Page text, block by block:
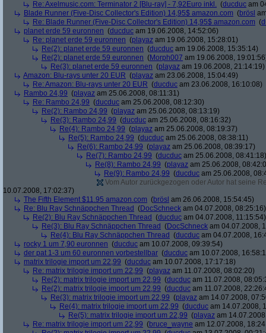
Re: Axelmusic.com: Terminator 2 [Blu-ray] - 7,92Euro inkl. (ducduc am
Blade Runner (Five-Disc Collector's Edition) 14,95$ amazon.com (brösl
Re: Blade Runner (Five-Disc Collector's Edition) 14,95$ amazon.com (
planet erde 59 euronnen (ducduc am 19.06.2008, 14:52:06)
Re: planet erde 59 euronnen (playaz am 19.06.2008, 15:28:01)
Re(2): planet erde 59 euronnen (ducduc am 19.06.2008, 15:35:14)
Re(2): planet erde 59 euronnen (Morph007 am 19.06.2008,
Re(3): planet erde 59 euronnen (playaz am 19.06.2008, 21:14:19)
Amazon: Blu-rays unter 20 EUR (playaz am 23.06.2008, 15:04:49)
Re: Amazon: Blu-rays unter 20 EUR (ducduc am 23.06.2008, 16:10:08)
Rambo 24,99 (playaz am 25.06.2008, 08:11:31)
Re: Rambo 24,99 (ducduc am 25.06.2008, 08:12:30)
Re(2): Rambo 24,99 (playaz am 25.06.2008, 08:13:19)
Re(3): Rambo 24,99 (ducduc am 25.06.2008, 08:16:32)
Re(4): Rambo 24,99 (playaz am 25.06.2008, 08:19:37)
Re(5): Rambo 24,99 (ducduc am 25.06.2008, 08:38:11)
Re(6): Rambo 24,99 (playaz am 25.06.2008, 08:39:17)
Re(7): Rambo 24,99 (ducduc am 25.06.2008, 08:41:18)
Re(8): Rambo 24,99 (playaz am 25.06.2008,
Re(9): Rambo 24,99 (ducduc am 25.06.2008,
Vom Autor zurückgezogen oder Autor hat seine
10.07.2008, 17:02:37)
The Fifth Element $11.95 amazon.com (brösl am 26.06.2008, 15:54:45)
Re: Blu Ray Schnäppchen Thread (DocSchneck am 04.07.2008, 08:25:16)
Re(2): Blu Ray Schnäppchen Thread (ducduc am 04.07.2008, 11:15:54)
Re(3): Blu Ray Schnäppchen Thread (DocSchneck am 04.07.2008,
Re(4): Blu Ray Schnäppchen Thread (ducduc am 04.07.2008,
rocky 1 um 7,90 euronnen (ducduc am 10.07.2008, 09:39:54)
der pat 1-3 um 60 euronnen vorbestellbar (ducduc am 10.07.2008,
matrix trilogie import um 22,99 (ducduc am 10.07.2008, 17:17:18)
Re: matrix trilogie import um 22,99 (playaz am 11.07.2008, 08:02:20)
Re(2): matrix trilogie import um 22,99 (ducduc am 11.07.2008,
Re(2): matrix trilogie import um 22,99 (ducduc am 11.07.2008,
Re(3): matrix trilogie import um 22,99 (playaz am 14.07.2008,
Re(4): matrix trilogie import um 22,99 (ducduc am 14.07.2008,
Re(5): matrix trilogie import um 22,99 (playaz am
Re: matrix trilogie import um 22,99 (bruce_wayne am 12.07.2008,